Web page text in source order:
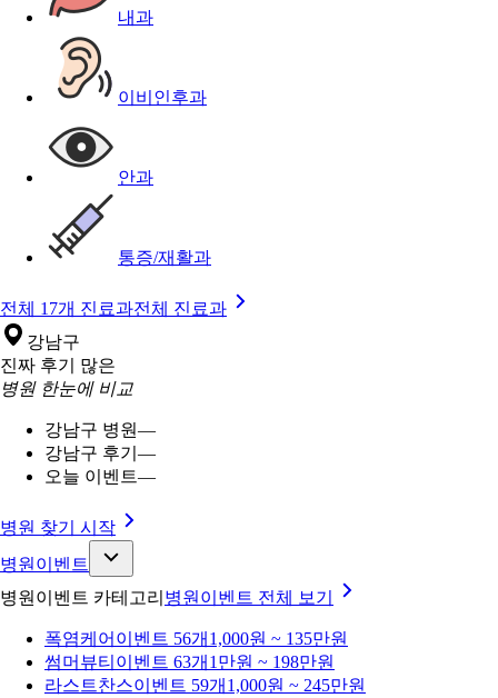
내과
이비인후과
안과
통증/재활과
전체 17개 진료과전체 진료과
강남구
진짜 후기 많은
병원 한눈에 비교
강남구 병원—
강남구 후기 —
오늘 이벤트—
병원 찾기 시작
병원이벤트
병원이벤트 카테고리 병원이벤트 전체 보기
폭염케어 이벤트 56개 1,000원 ~ 135만원
썸머뷰티 이벤트 63개 1만원 ~ 198만원
라스트찬스이벤트 59개 1,000원 ~ 245만원